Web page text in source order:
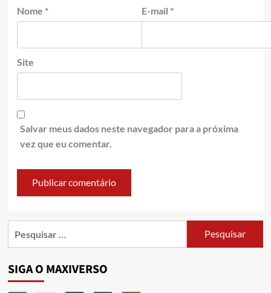
Nome * E-mail *
Site
Salvar meus dados neste navegador para a próxima
vez que eu comentar.
SIGA O MAXIVERSO